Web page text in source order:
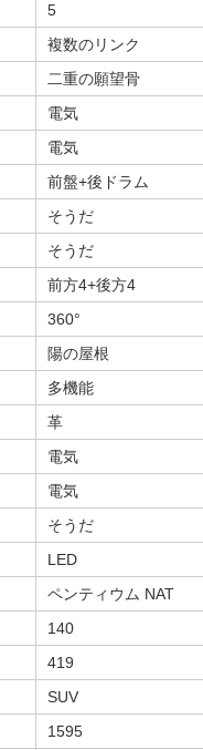
5
複数のリンク
二重の願望骨
電気
電気
前盤+後ドラム
そうだ
そうだ
前方4+後方4
360°
陽の屋根
多機能
革
電気
電気
そうだ
LED
ペンティウム NAT
140
419
SUV
1595